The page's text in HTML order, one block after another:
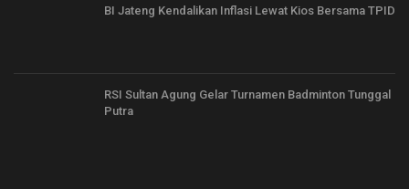
BI Jateng Kendalikan Inflasi Lewat Kios Bersama TPID
RSI Sultan Agung Gelar Turnamen Badminton Tunggal
Putra